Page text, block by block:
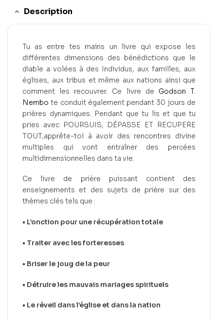
Description
Tu as entre tes mains un livre qui expose les
différentes dimensions des bénédictions que le
diable a volées à des Individus, aux familles, aux
églises, aux tribus et même aux nations ainsi que
comment les recouvrer. Ce livre de Godson T.
Nembo te conduit également pendant 30 jours de
prières dynamiques. Pendant que tu lis et que tu
pries avec POURSUIS, DÉPASSE ET RECUPERE
TOUT,apprête-toi à avoir des rencontres divine
multiples qui vont entraîner des percées
multidimensionnelles dans ta vie.
Ce livre de prière puissant contient des
enseignements et des sujets de prière sur des
thèmes clés tels que :
• L’onction pour une récupération totale
• Traiter avec les forteresses
• Briser le joug de la peur
• Détruire les mauvais mariages spirituels
• Le réveil dans l’église et dans la nation